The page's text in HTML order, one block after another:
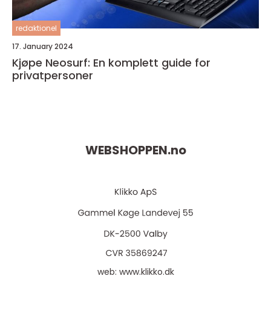
redaktionel
17. January 2024
Kjøpe Neosurf: En komplett guide for
privatpersoner
WEBSHOPPEN.no
web: www.klikko.dk